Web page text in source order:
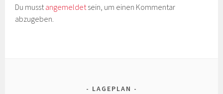
Du musstangemeldetsein, um einen Kommentar
abzugeben.
LAGEPLAN